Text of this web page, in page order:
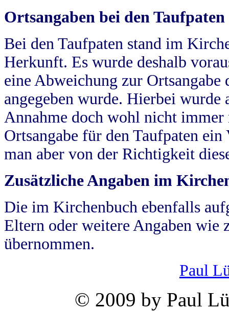
Ortsangaben bei den Taufpaten
Bei den Taufpaten stand im
Herkunft. Es wurde deshalb
eine Abweichung zur
angegeben wurde. Hierbei wurde
Annahme doch wohl nicht
Ortsangabe für den Taufpaten
man aber von der Richtigkeit
Zusätzliche Angaben im
Die im Kirchenbuch ebenfalls
Eltern oder weitere Angaben wie
übernommen.
Paul
© 2009 by Paul